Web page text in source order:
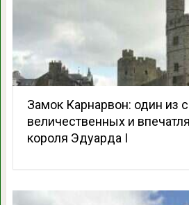
Замок Карнарвон: один из
величественных и
короля Эдуарда I